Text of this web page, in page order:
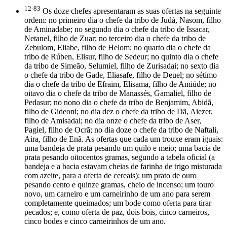
12-83 Os doze chefes apresentaram as suas ofertas na seguinte
ordem: no primeiro dia o chefe da tribo de Judá, Nasom, filho
de Aminadabe; no segundo dia o chefe da tribo de Issacar,
Netanel, filho de Zuar; no terceiro dia o chefe da tribo de
Zebulom, Eliabe, filho de Helom; no quarto dia o chefe da
tribo de Rúben, Elisur, filho de Sedeur; no quinto dia o chefe
da tribo de Simeão, Selumiel, filho de Zurisadai; no sexto dia
o chefe da tribo de Gade, Eliasafe, filho de Deuel; no sétimo
dia o chefe da tribo de Efraim, Elisama, filho de Amiúde; no
oitavo dia o chefe da tribo de Manassés, Gamaliel, filho de
Pedasur; no nono dia o chefe da tribo de Benjamim, Abidã,
filho de Gideoni; no dia dez o chefe da tribo de Dã, Aiezer,
filho de Amisadai; no dia onze o chefe da tribo de Aser,
Pagiel, filho de Ocrã; no dia doze o chefe da tribo de Naftali,
Aira, filho de Enã. As ofertas que cada um trouxe eram iguais:
uma bandeja de prata pesando um quilo e meio; uma bacia de
prata pesando oitocentos gramas, segundo a tabela oficial (a
bandeja e a bacia estavam cheias de farinha de trigo misturada
com azeite, para a oferta de cereais); um prato de ouro
pesando cento e quinze gramas, cheio de incenso; um touro
novo, um carneiro e um carneirinho de um ano para serem
completamente queimados; um bode como oferta para tirar
pecados; e, como oferta de paz, dois bois, cinco carneiros,
cinco bodes e cinco carneirinhos de um ano.